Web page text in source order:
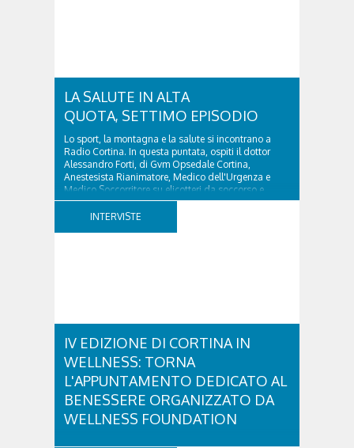
LA SALUTE IN ALTA
QUOTA, SETTIMO EPISODIO
Lo sport, la montagna e la salute si incontrano a
Radio Cortina. In questa puntata, ospiti il dottor
Alessandro Forti, di Gvm Opsedale Cortina,
Anestesista Rianimatore, Medico dell'Urgenza e
Medico Soccorritore su elicotteri da soccorso e
l'ingegner Michele Titton, delegato della sezione...
INTERVISTE
IV EDIZIONE DI CORTINA IN
WELLNESS: TORNA
L'APPUNTAMENTO DEDICATO AL
BENESSERE ORGANIZZATO DA
WELLNESS FOUNDATION